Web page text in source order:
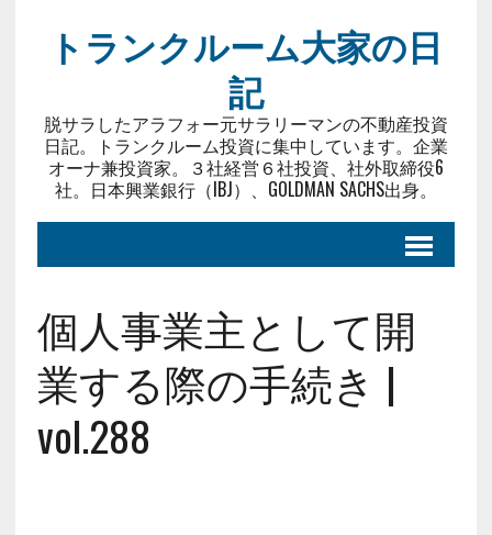
トランクルーム大家の日
記
脱サラしたアラフォー元サラリーマンの不動産投資
日記。トランクルーム投資に集中しています。企業
オーナ兼投資家。３社経営６社投資、社外取締役6
社。日本興業銀行（IBJ）、GOLDMAN SACHS出身。
個人事業主として開
業する際の手続き |
vol.288